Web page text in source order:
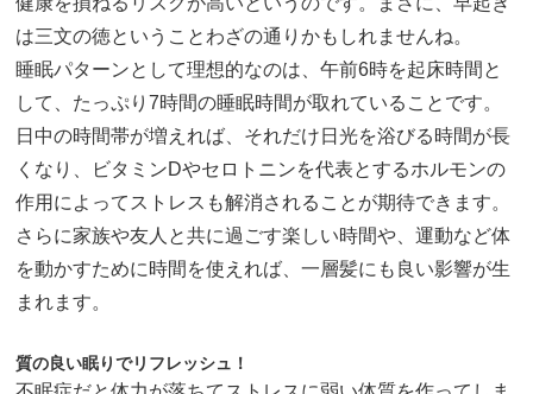
は三文の徳ということわざの通りかもしれませんね。
睡眠パターンとして理想的なのは、午前6時を起床時間と
して、たっぷり7時間の睡眠時間が取れていることです。
日中の時間帯が増えれば、それだけ日光を浴びる時間が長
くなり、ビタミンDやセロトニンを代表とするホルモンの
作用によってストレスも解消されることが期待できます。
さらに家族や友人と共に過ごす楽しい時間や、運動など体
を動かすために時間を使えれば、一層髪にも良い影響が生
まれます。
質の良い眠りでリフレッシュ！